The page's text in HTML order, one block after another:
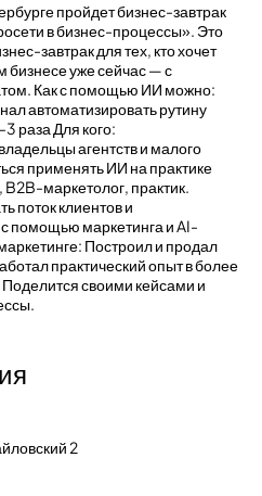
пройдет бизнес-завтрак
в бизнес-процессы». Это
завтрак для тех, кто хочет
бизнесе уже сейчас — с
Как с помощью ИИ можно:
автоматизировать рутину
раза Для кого:
агентств и малого
применять ИИ на практике
маркетолог, практик.
поток клиентов и
помощью маркетинга и AI-
Построил и продал
практический опыт в более
своими кейсами и
2